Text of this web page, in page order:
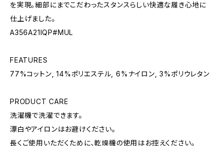
を実現。細部にまでこだわったスタンスらしい快適な履き心地に
仕上げました。
A356A21IQP#MUL
FEATURES
77%コットン, 14%ポリエステル, 6%ナイロン, 3%ポリウレタン
PRODUCT CARE
洗濯機で洗濯できます。
漂白やアイロンはお避けください。
長くご使用いただくために、乾燥機の使用はお控えください。